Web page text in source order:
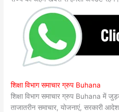
शिक्षा विभाग समाचार ग्रुप Buhana
शिक्षा विभाग समाचार ग्रुप Buhana में
ताजातरीन समाचार, योजनाएं, सरकारी